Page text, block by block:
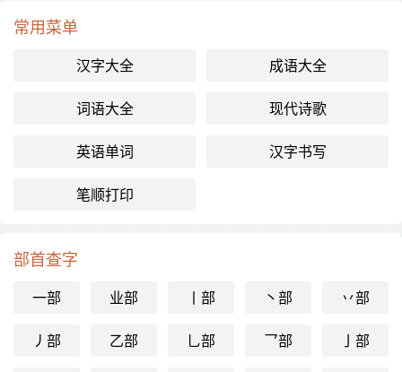
常用菜单
汉字大全 成语大全
词语大全 现代诗歌
英语单词 汉字书写
笔顺打印
部首查字
一部 业部 丨部 丶部 丷部
丿部 乙部 乚部 乛部 亅部